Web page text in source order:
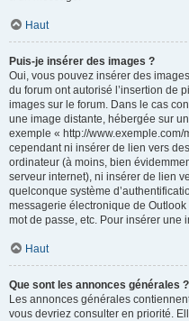
Haut
Puis-je insérer des images ?
Oui, vous pouvez insérer des
du forum ont autorisé l’insertion de
images sur le forum. Dans le cas
une image distante, hébergée sur
exemple « http://
cependant ni insérer de lien vers
ordinateur (à moins, bien
serveur internet), ni insérer de lien
quelconque système
messagerie électronique de
mot de passe, etc. Pour insérer une
Haut
Que sont les annonces générales ?
Les annonces générales
vous devriez consulter en priorité.